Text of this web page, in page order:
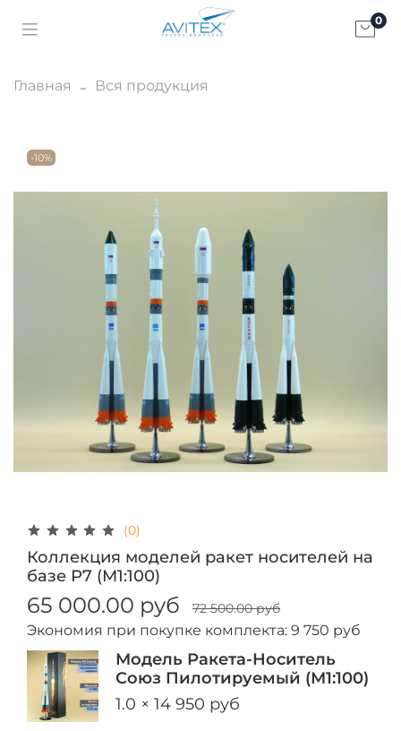
0
Главная Вся продукция
-10%
(0)
Коллекция моделей ракет носителей на
базе Р7 (М1:100)
65 000.00 руб 72 500.00 руб
Экономия при покупке комплекта: 9 750 руб
Модель Ракета-Носитель
Союз Пилотируемый (М1:100)
1.0 × 14 950 руб